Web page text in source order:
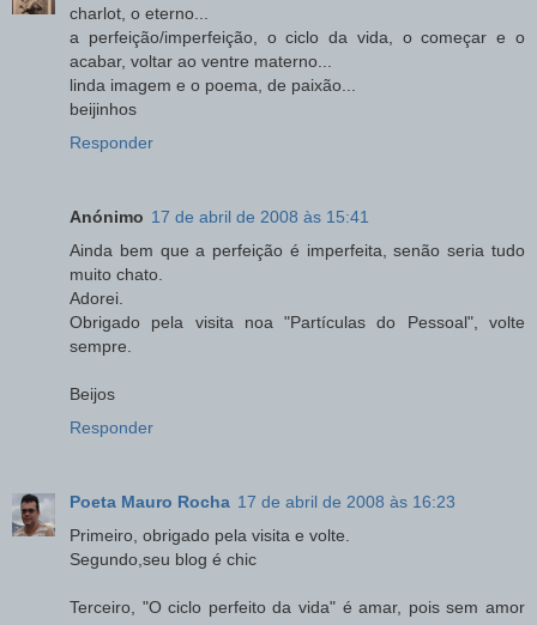
charlot, o eterno...
a perfeição/imperfeição, o ciclo da vida, o começar e o
acabar, voltar ao ventre materno...
linda imagem e o poema, de paixão...
beijinhos
Responder
Anónimo 17 de abril de 2008 às 15:41
Ainda bem que a perfeição é imperfeita, senão seria tudo
muito chato.
Adorei.
Obrigado pela visita noa "Partículas do Pessoal", volte
sempre.
Beijos
Responder
Poeta Mauro Rocha 17 de abril de 2008 às 16:23
Primeiro, obrigado pela visita e volte.
Segundo,seu blog é chic
Terceiro, "O ciclo perfeito da vida" é amar, pois sem amor